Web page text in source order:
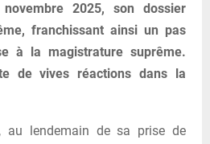
2025, son dossier
franchissant ainsi un pas
à la magistrature suprême.
de vives réactions dans la
au lendemain de sa prise de